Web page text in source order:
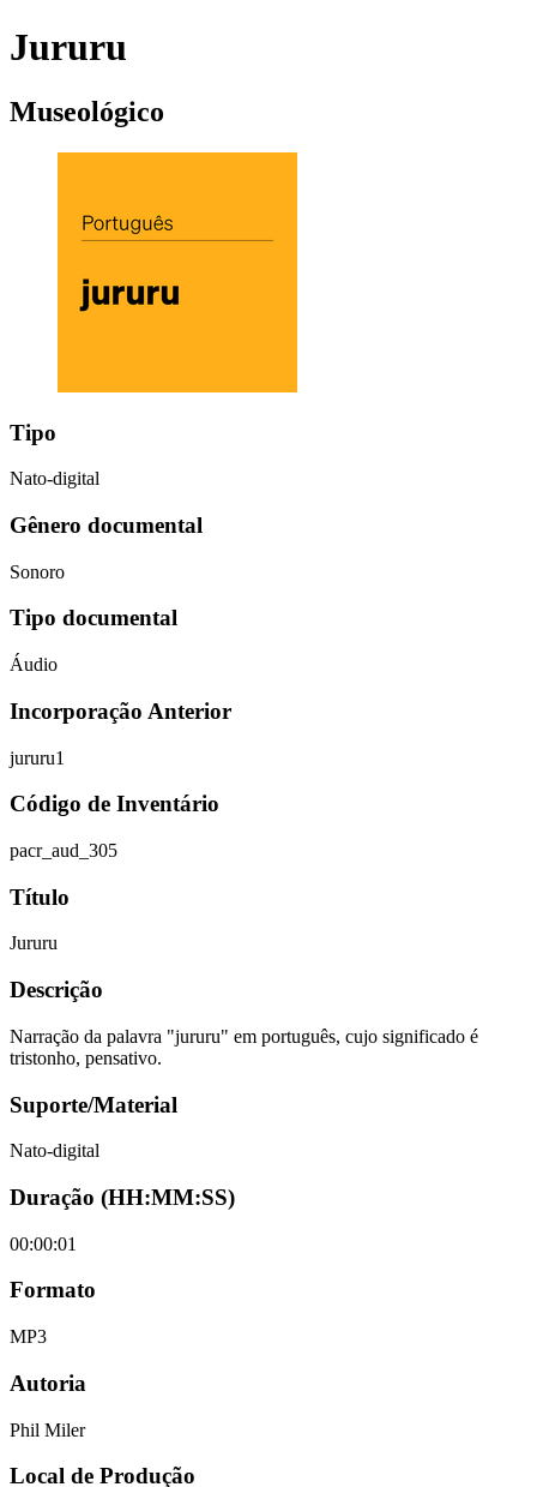
Jururu
Museológico
Tipo
Nato-digital
Gênero documental
Sonoro
Tipo documental
Áudio
Incorporação Anterior
jururu1
Código de Inventário
pacr_aud_305
Título
Jururu
Descrição
Narração da palavra "jururu" em português, cujo significado é
tristonho, pensativo.
Suporte/Material
Nato-digital
Duração (HH:MM:SS)
00:00:01
Formato
MP3
Autoria
Phil Miler
Local de Produção